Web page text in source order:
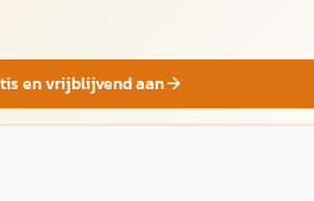
en vrijblijvend aan